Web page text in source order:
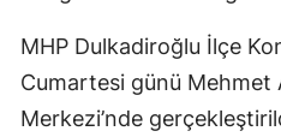
MHP Dulkadiroğlu İlçe
Cumartesi günü Mehmet
Merkezi’nde